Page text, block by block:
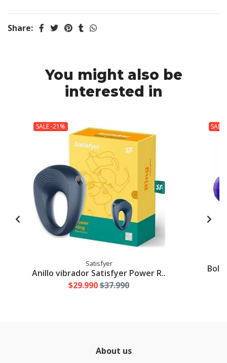
Share:
You might also be
interested in
SALE -21%
Satisfyer
Anillo vibrador Satisfyer Power R..
$29.990$37.990
About us